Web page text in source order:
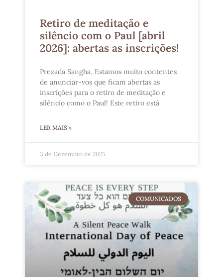
Retiro de meditação e
silêncio com o Paul [abril
2026]: abertas as inscrições!
Prezada Sangha, Estamos muito contentes
de anunciar-vos que ficam abertas as
inscrições para o retiro de meditação e
silêncio como o Paul! Este retiro está
LER MAIS »
3 de Dezembro de 2025
COMUNICADOS